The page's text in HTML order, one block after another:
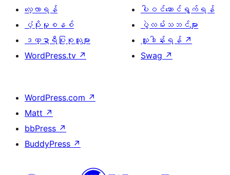
လေ့လာရန်
ပံ့ပိုးမှုစနစ်
ဒဏ္ဍာရီပြုစုသူများ
WordPress.tv ↗
ပါဝင်ဆောင်ရွက်ရန်
ပွဲလမ်းသဘင်များ
လှူဒါန်းရန် ↗
Swag ↗
WordPress.com ↗
Matt ↗
bbPress ↗
BuddyPress ↗